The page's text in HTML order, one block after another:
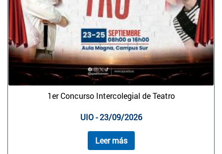
1er Concurso Intercolegial de Teatro
UIO - 23/09/2026
Leer más